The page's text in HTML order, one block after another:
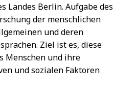
Landes Berlin. Aufgabe des
der menschlichen
und deren
Ziel ist es, diese
Menschen und ihre
und sozialen Faktoren